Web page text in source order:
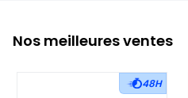
Nos meilleures ventes
48H